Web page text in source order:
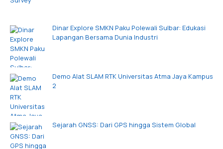
Dinar Explore SMKN Paku Polewali Sulbar: Edukasi
Lapangan Bersama Dunia Industri
Demo Alat SLAM RTK Universitas Atma Jaya Kampus
2
Sejarah GNSS: Dari GPS hingga Sistem Global